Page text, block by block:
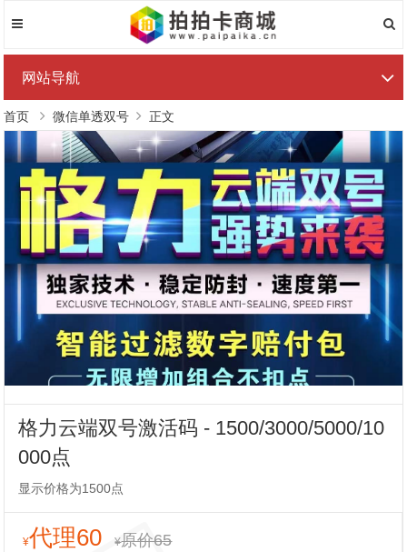
网站导航
首页 微信单透双号 正文
格力云端双号激活码 - 1500/3000/5000/10
000点
显示价格为1500点
¥代理60 ¥原价65